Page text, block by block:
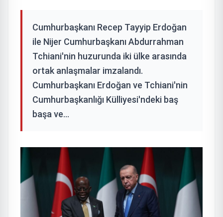
Cumhurbaşkanı Recep Tayyip Erdoğan
ile Nijer Cumhurbaşkanı Abdurrahman
Tchiani'nin huzurunda iki ülke arasında
ortak anlaşmalar imzalandı.
Cumhurbaşkanı Erdoğan ve Tchiani'nin
Cumhurbaşkanlığı Külliyesi'ndeki baş
başa ve...